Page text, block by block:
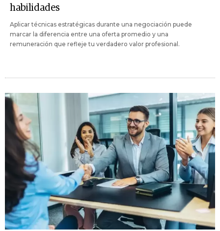
habilidades
Aplicar técnicas estratégicas durante una negociación puede
marcar la diferencia entre una oferta promedio y una
remuneración que refleje tu verdadero valor profesional.